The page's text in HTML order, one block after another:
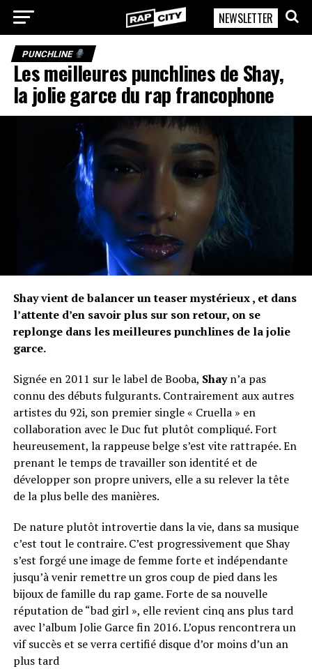
RapCity
NEWSLETTER
PUNCHLINE
Les meilleures punchlines de Shay,
la jolie garce du rap francophone
Shay vient de balancer un teaser mystérieux , et dans
l’attente d’en savoir plus sur son retour, on se
replonge dans les meilleures punchlines de la jolie
garce.
Signée en 2011 sur le label de Booba, Shayn’a pas
connu des débuts fulgurants. Contrairement aux autres
artistes du 92i, son premier single « Cruella » en
collaboration avec le Duc fut plutôt compliqué. Fort
heureusement, la rappeuse belge s’est vite rattrapée. En
prenant le temps de travailler son identité et de
développer son propre univers, elle a su relever la tête
de la plus belle des manières.
De nature plutôt introvertie dans la vie, dans sa musique
c’est tout le contraire. C’est progressivement que Shay
s’est forgé une image de femme forte et indépendante
jusqu’à venir remettre un gros coup de pied dans les
bijoux de famille du rap game. Forte de sa nouvelle
réputation de “bad girl », elle revient cinq ans plus tard
avec l’album Jolie Garce fin 2016. L’opus rencontrera un
vif succès et se verra certifié disque d’or moins d’un an
plus tard